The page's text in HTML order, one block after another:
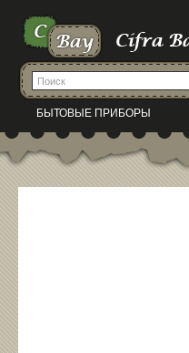
БЫТОВЫЕ ПРИБОРЫ